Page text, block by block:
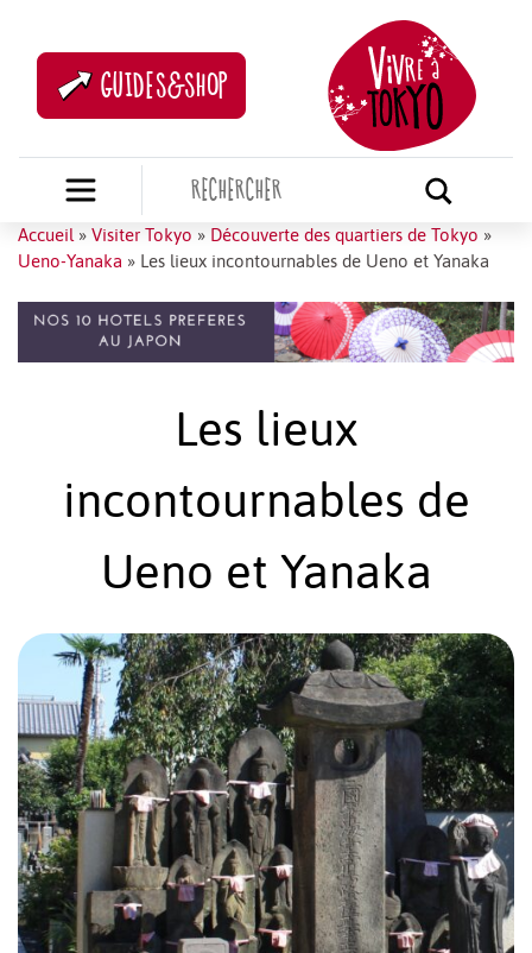
GUIDES&SHOP
Accueil » Visiter Tokyo » Découverte des quartiers de Tokyo »
Ueno-Yanaka » Les lieux incontournables de Ueno et Yanaka
Les lieux
incontournables de
Ueno et Yanaka